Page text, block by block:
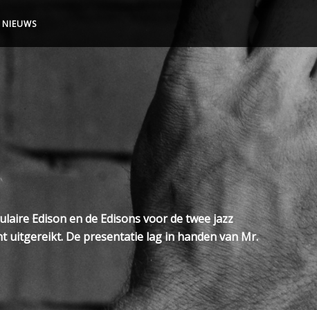
NIEUWS
Edison en de Edisons voor de twee jazz
uitgereikt. De presentatie lag in handen van Mr.